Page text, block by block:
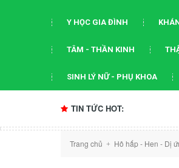
Y HỌC GIA ĐÌNH
TÂM - THẦN KINH
SINH LÝ NỮ - PHỤ KHOA
TIN TỨC HOT:
Trang chủ + Hô hấp - Hen - Dị